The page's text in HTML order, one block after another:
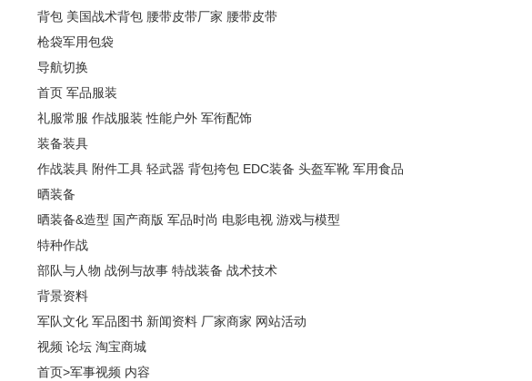
背包 美国战术背包 腰带皮带厂家 腰带皮带
枪袋军用包袋
导航切换
首页 军品服装
礼服常服 作战服装 性能户外 军衔配饰
装备装具
作战装具 附件工具 轻武器 背包挎包 EDC装备 头盔军靴 军用食品
晒装备
晒装备&造型 国产商版 军品时尚 电影电视 游戏与模型
特种作战
部队与人物 战例与故事 特战装备 战术技术
背景资料
军队文化 军品图书 新闻资料 厂家商家 网站活动
视频 论坛 淘宝商城
首页>军事视频 内容